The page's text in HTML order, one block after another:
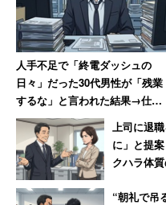
まずは6割の確信でGOを
上げていくという進め方
はなく、次の検証のため
ん。失敗したら修正すれ
心の余裕を生み、結果と
ます。
（5）日々の生活でも早く
人手不足で「終電ダッシュの
日々」だった30代男性が「残業
するな」と言われた結果→仕事
がアホらしくなり退職
上司に退
に」と提
クハラ体
“朝礼で吊